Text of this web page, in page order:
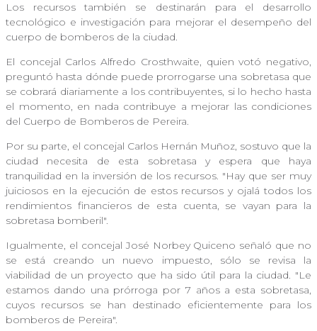
Los recursos también se destinarán para el desarrollo
tecnológico e investigación para mejorar el desempeño del
cuerpo de bomberos de la ciudad.
El concejal Carlos Alfredo Crosthwaite, quien votó negativo,
preguntó hasta dónde puede prorrogarse una sobretasa que
se cobrará diariamente a los contribuyentes, si lo hecho hasta
el momento, en nada contribuye a mejorar las condiciones
del Cuerpo de Bomberos de Pereira.
Por su parte, el concejal Carlos Hernán Muñoz, sostuvo que la
ciudad necesita de esta sobretasa y espera que haya
tranquilidad en la inversión de los recursos. "Hay que ser muy
juiciosos en la ejecución de estos recursos y ojalá todos los
rendimientos financieros de esta cuenta, se vayan para la
sobretasa bomberil".
Igualmente, el concejal José Norbey Quiceno señaló que no
se está creando un nuevo impuesto, sólo se revisa la
viabilidad de un proyecto que ha sido útil para la ciudad. "Le
estamos dando una prórroga por 7 años a esta sobretasa,
cuyos recursos se han destinado eficientemente para los
bomberos de Pereira".